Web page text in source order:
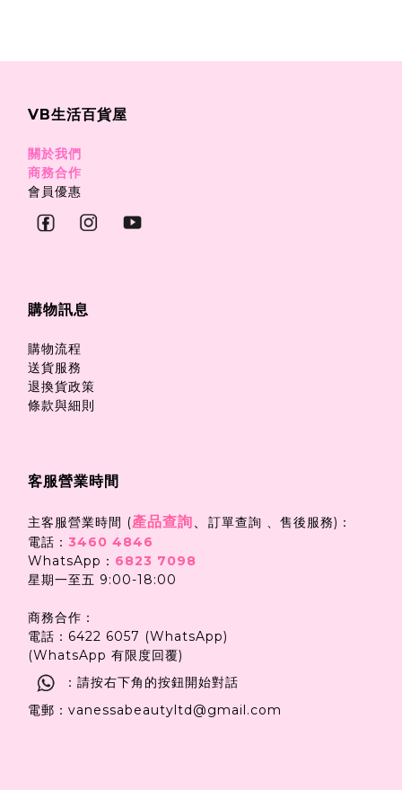
VB生活百貨屋
關於我們
商務合作
會員優惠
購物訊息
購物流程
送貨服務
退換貨政策
條款與細則
客服營業時間
主客服營業時間 (產品查詢、 訂單查詢 、售後服務)：
電話： 3460 4846
WhatsApp： 6823 7098
星期一至五 9:00-18:00
商務合作：
電話：6422 6057 (WhatsApp)
(WhatsApp 有限度回覆)
：請按右下角的按鈕開始對話
電郵：vanessabeautyltd@gmail.com